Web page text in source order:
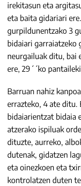
irekitasun eta
eta baita gidariari
gurpildunentzako 3
bidaiari garraiatzeko
neurgailuak ditu, bai
ere, 29´´ko
Barruan nahiz
errazteko, 4 ate ditu.
bidaiarientzat bidaia
atzerako ispiluak
dituzte, aurreko,
dutenak, gidatzen
eta oinezkoen eta
kontrolatzen duten